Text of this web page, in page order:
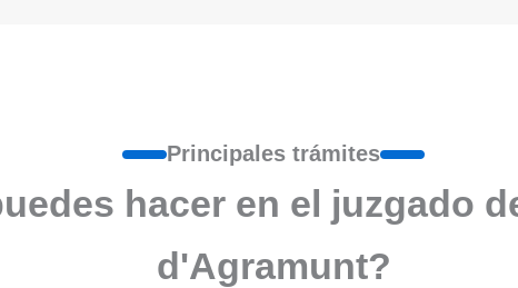
Principales trámites
hacer en el juzgado
d'Agramunt?